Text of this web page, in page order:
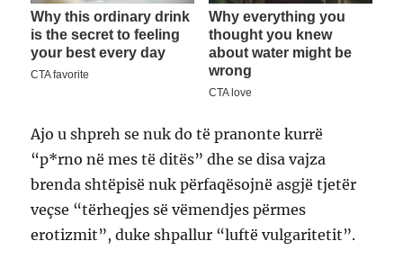
Ajo u shpreh se nuk do të pranonte kurrë
“p*rno në mes të ditës” dhe se disa vajza
brenda shtëpisë nuk përfaqësojnë asgjë tjetër
veçse “tërheqjes së vëmendjes përmes
erotizmit”, duke shpallur “luftë vulgaritetit”.